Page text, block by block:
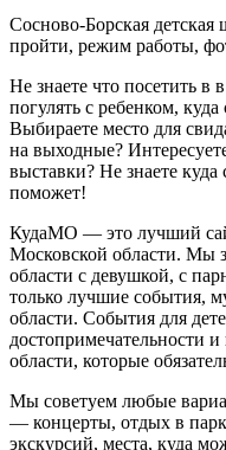
Сосново-Борская детская
пройти, режим работы,
Не знаете что посетить в
погулять с ребенком,
Выбираете место для
на выходные?
выставки? Не знаете
поможет!
КудаМО — это лучший
Московской области. Мы
области с девушкой, с
только лучшие события,
области. События для
достопримечательности
области, которые
Мы советуем любые
— концерты, отдых в
экскурсий, места, куда